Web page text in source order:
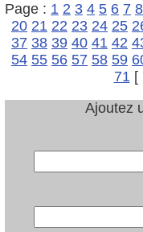
Page : 1 2 3 4 5 6 7 8
20 21 22 23 24 25
37 38 39 40 41 42
54 55 56 57 58 59
71[
Ajoutez